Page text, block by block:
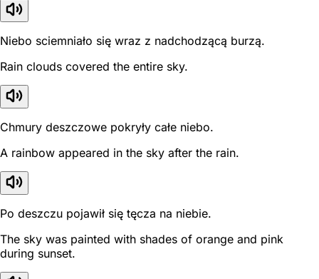
Niebo sciemniało się wraz z nadchodzącą burzą.
Rain clouds covered the entire sky.
Chmury deszczowe pokryły całe niebo.
A rainbow appeared in the sky after the rain.
Po deszczu pojawił się tęcza na niebie.
The sky was painted with shades of orange and pink
during sunset.